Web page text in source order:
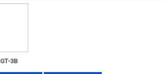
GT-3B